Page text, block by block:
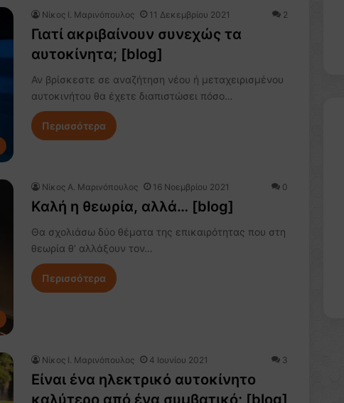
Nίκος Ι. Mαρινόπουλος 11 Δεκεμβρίου 2021 2
Γιατί ακριβαίνουν συνεχώς τα
αυτοκίνητα; [blog]
Αν βρίσκεστε σε αναζήτηση νέου ή μεταχειρισμένου
αυτοκινήτου θα έχετε διαπιστώσει πόσο…
Περισσότερα
Νίκος Α. Μαρινόπουλος 16 Νοεμβρίου 2021 0
Καλή η θεωρία, αλλά… [blog]
Θα σχολιάσω δύο θέματα της επικαιρότητας που στη
θεωρία θ’ αλλάξουν τον…
Περισσότερα
Nίκος Ι. Mαρινόπουλος 4 Ιουνίου 2021 3
Είναι ένα ηλεκτρικό αυτοκίνητο
καλύτερο από ένα συμβατικό; [blog]